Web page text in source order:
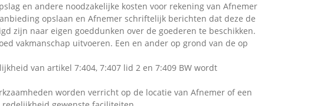
en andere noodzakelijke kosten voor rekening van Afnemer
opslaan en Afnemer schriftelijk berichten dat deze de
zijn naar eigen goeddunken over de goederen te beschikken.
vakmanschap uitvoeren. Een en ander op grond van de op
van artikel 7:404, 7:407 lid 2 en 7:409 BW wordt
worden verricht op de locatie van Afnemer of een